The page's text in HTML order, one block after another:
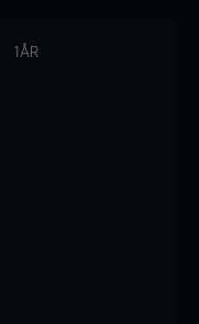
1ÅR